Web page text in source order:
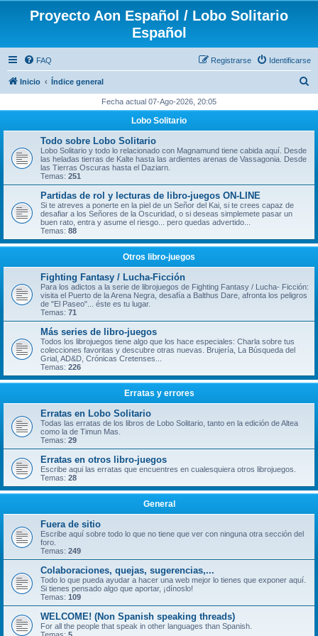
Proyecto Aon Español / Lobo Solitario
Español
FAQ Identificarse
Registrarse
Inicio Índice general
c
Fecha actual 07-Ago-2026, 20:05
Lobo Solitario
Todo sobre Lobo Solitario
Lobo Solitario y todo lo relacionado con Magnamund tiene cabida aquí. Desde
las heladas tierras de Kalte hasta las ardientes arenas de Vassagonia. Desde
las Tierras Oscuras hasta el Daziarn.
Temas: 251
Partidas de rol y lecturas de libro-juegos ON-LINE
Si te atreves a ponerte en la piel de un Señor del Kai, si te crees capaz de
desafiar a los Señores de la Oscuridad, o si deseas simplemete pasar un
buen rato, entra y asume el riesgo... pero quedas advertido...
Temas: 88
Otros libro-juegos
Fighting Fantasy / Lucha-Ficción
Para los adictos a la serie de librojuegos de Fighting Fantasy / Lucha- Ficción:
visita el Puerto de la Arena Negra, desafía a Balthus Dare, afronta los peligros
de "El Paseo"... éste es tu lugar.
Temas: 71
Más series de libro-juegos
Todos los librojuegos tiene algo que los hace especiales: Charla sobre tus
colecciones favoritas y descubre otras nuevas. Brujería, La Búsqueda del
Grial, AD&D, Crónicas Cretenses...
Temas: 226
Erratas y errores
Erratas en Lobo Solitario
Todas las erratas de los libros de Lobo Solitario, tanto en la edición de Altea
como la de Timun Mas.
Temas: 29
Erratas en otros libro-juegos
Escribe aqui las erratas que encuentres en cualesquiera otros librojuegos.
Temas: 28
General
Fuera de sitio
Escribe aquí sobre todo lo que no tiene que ver con ninguna otra sección del
foro.
Temas: 249
Colaboraciones, quejas, sugerencias,...
Todo lo que pueda ayudar a hacer una web mejor lo tienes que exponer aquí.
Si tienes pensado algo que aportar, ¡dínoslo!
Temas: 109
WELCOME! (Non Spanish speaking threads)
For all the people that speak in other languages than Spanish.